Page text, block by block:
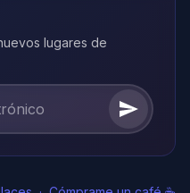
lugares de